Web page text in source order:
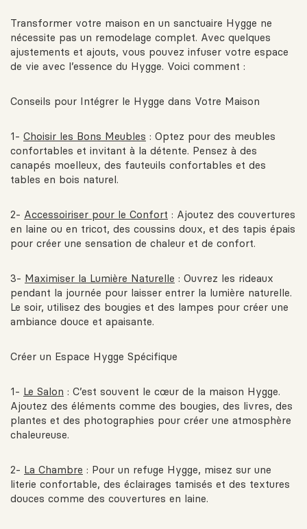
Transformer votre maison en un sanctuaire Hygge ne
nécessite pas un remodelage complet. Avec quelques
ajustements et ajouts, vous pouvez infuser votre espace
de vie avec l’essence du Hygge. Voici comment :
Conseils pour Intégrer le Hygge dans Votre Maison
1- Choisir les Bons Meubles : Optez pour des meubles
confortables et invitant à la détente. Pensez à des
canapés moelleux, des fauteuils confortables et des
tables en bois naturel.
2- Accessoiriser pour le Confort : Ajoutez des couvertures
en laine ou en tricot, des coussins doux, et des tapis épais
pour créer une sensation de chaleur et de confort.
3- Maximiser la Lumière Naturelle : Ouvrez les rideaux
pendant la journée pour laisser entrer la lumière naturelle.
Le soir, utilisez des bougies et des lampes pour créer une
ambiance douce et apaisante.
Créer un Espace Hygge Spécifique
1- Le Salon : C’est souvent le cœur de la maison Hygge.
Ajoutez des éléments comme des bougies, des livres, des
plantes et des photographies pour créer une atmosphère
chaleureuse.
2- La Chambre : Pour un refuge Hygge, misez sur une
literie confortable, des éclairages tamisés et des textures
douces comme des couvertures en laine.